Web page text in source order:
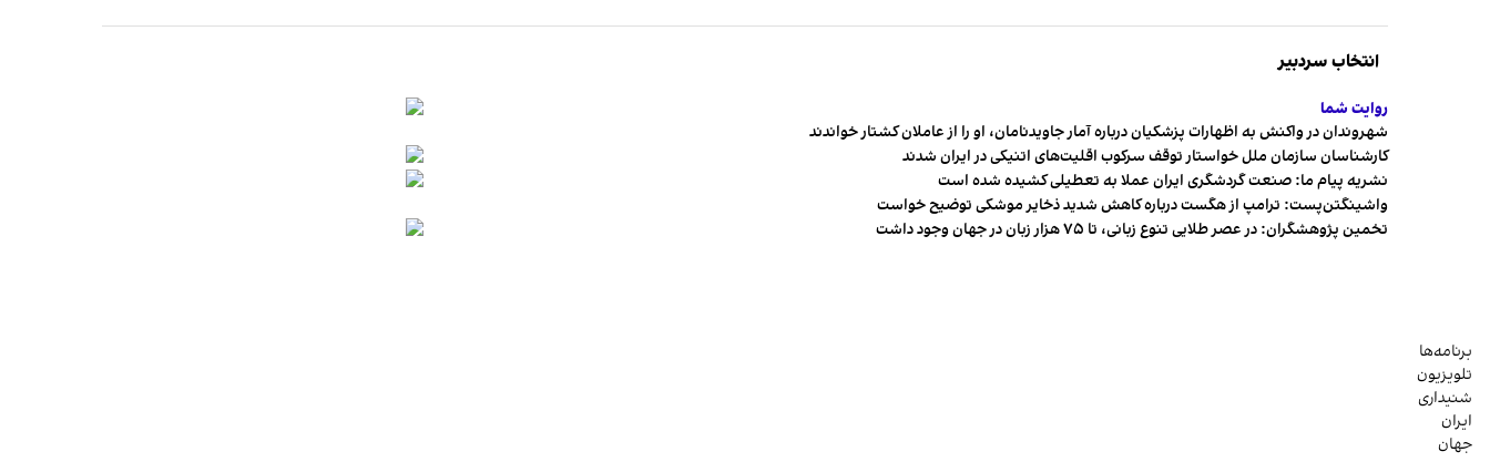
انتخاب سردبیر
روایت شما
شهروندان در واکنش به اظهارات پزشکیان درباره آمار جاویدنامان، او را از عاملان کشتار خواندند
کارشناسان سازمان ملل خواستار توقف سرکوب اقلیت‌های اتنیکی در ایران شدند
نشریه پیام ما: صنعت گردشگری ایران عملا به تعطیلی کشیده شده است
واشینگتن‌پست: ترامپ از هگست درباره کاهش شدید ذخایر موشکی توضیح خواست
تخمین پژوهشگران: در عصر طلایی تنوع زبانی، تا ۷۵ هزار زبان در جهان وجود داشت
برنامه‌ها
تلویزیون
شنیداری
ایران
جهان